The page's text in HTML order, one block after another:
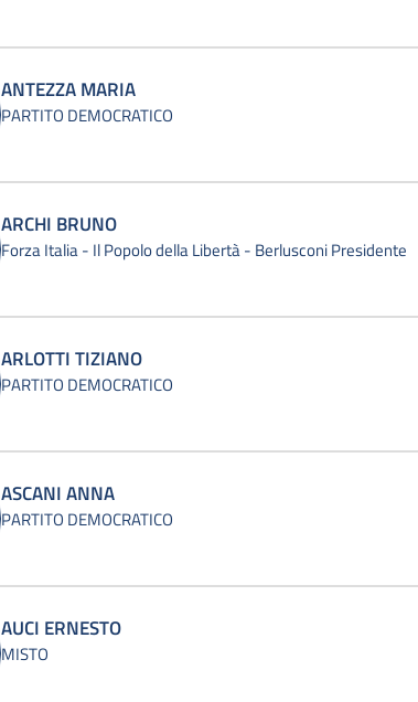
ANTEZZA MARIA
PARTITO DEMOCRATICO
ARCHI BRUNO
Forza Italia - Il Popolo della Libertà - Berlusconi Presidente
ARLOTTI TIZIANO
PARTITO DEMOCRATICO
ASCANI ANNA
PARTITO DEMOCRATICO
AUCI ERNESTO
MISTO